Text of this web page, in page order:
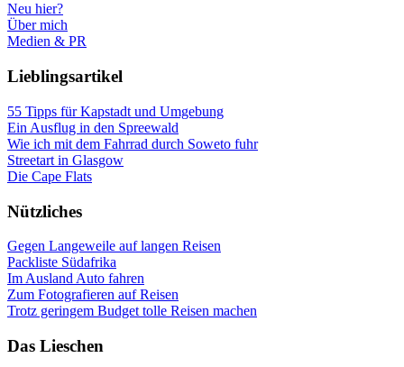
Neu hier?
Über mich
Medien & PR
Lieblingsartikel
55 Tipps für Kapstadt und Umgebung
Ein Ausflug in den Spreewald
Wie ich mit dem Fahrrad durch Soweto fuhr
Streetart in Glasgow
Die Cape Flats
Nützliches
Gegen Langeweile auf langen Reisen
Packliste Südafrika
Im Ausland Auto fahren
Zum Fotografieren auf Reisen
Trotz geringem Budget tolle Reisen machen
Das Lieschen